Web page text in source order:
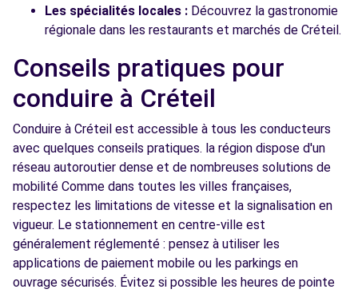
Les spécialités locales : Découvrez la gastronomie
régionale dans les restaurants et marchés de Créteil.
Conseils pratiques pour
conduire à Créteil
Conduire à Créteil est accessible à tous les conducteurs
avec quelques conseils pratiques. la région dispose d'un
réseau autoroutier dense et de nombreuses solutions de
mobilité Comme dans toutes les villes françaises,
respectez les limitations de vitesse et la signalisation en
vigueur. Le stationnement en centre-ville est
généralement réglementé : pensez à utiliser les
applications de paiement mobile ou les parkings en
ouvrage sécurisés. Évitez si possible les heures de pointe